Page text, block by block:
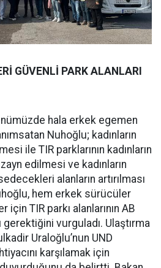
GÜVENLİ PARK ALANLARI
hala erkek egemen
Nuhoğlu; kadınların
ile TIR parklarının kadınların
edilmesi ve kadınların
alanların artırılması
hem erkek sürücüler
için TIR parkı alanlarının AB
gerektiğini vurguladı. Ulaştırma
Uraloğlu’nun UND
karşılamak için